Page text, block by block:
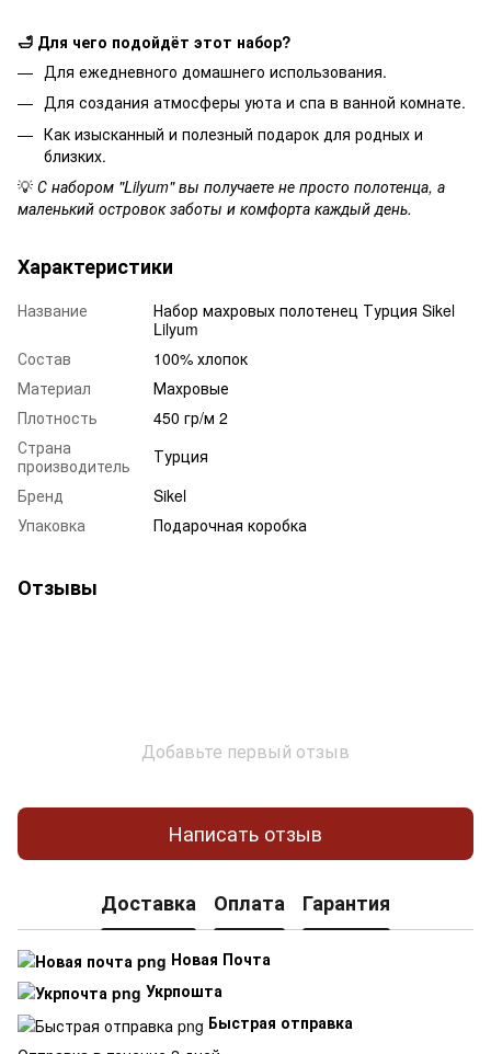
🛁 Для чего подойдёт этот набор?
Для ежедневного домашнего использования.
Для создания атмосферы уюта и спа в ванной комнате.
Как изысканный и полезный подарок для родных и
близких.
💡 С набором "Lilyum" вы получаете не просто полотенца, а
маленький островок заботы и комфорта каждый день.
Характеристики
Название
Набор махровых полотенец Турция Sikel
Lilyum
Состав
100% хлопок
Материал
Махровые
Плотность
450 гр/м 2
Страна
производитель
Турция
Бренд
Sikel
Упаковка
Подарочная коробка
Отзывы
Добавьте первый отзыв
Написать отзыв
Доставка Оплата Гарантия
Новая Почта
Укрпошта
Быстрая отправка